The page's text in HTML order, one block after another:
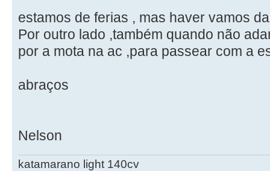
estamos de ferias , mas haver vamos
Por outro lado ,também quando não
por a mota na ac ,para passear com a
abraços
Nelson
katamarano light 140cv